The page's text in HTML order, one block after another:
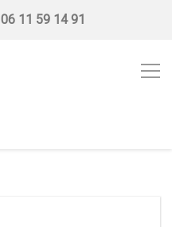
06 11 59 14 91